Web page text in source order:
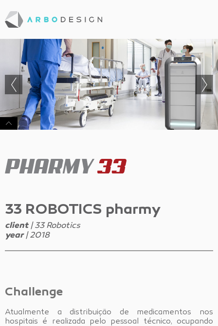
33 ROBOTICS pharmy
client| 33 Robotics
year| 2018
Challenge
Atualmente a distribuição de medicamentos nos
hospitais é realizada pelo pessoal técnico, ocupando